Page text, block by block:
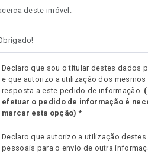
Declaro que sou o titular destes dados
e que autorizo a utilização dos mesmos
resposta a este pedido de informação.
efetuar o pedido de informação é
marcar esta opção) *
Declaro que autorizo a utilização
pessoais para o envio de outra